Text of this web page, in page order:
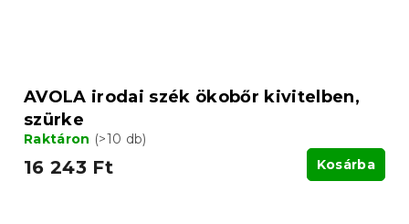
AVOLA irodai szék ökobőr kivitelben,
szürke
Raktáron (>10 db)
16 243 Ft Kosárba